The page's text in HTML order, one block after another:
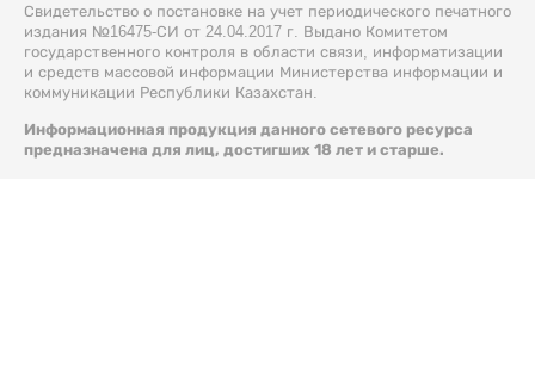
Свидетельство о постановке на учет периодического печатного
издания №16475-СИ от 24.04.2017 г. Выдано Комитетом
государственного контроля в области связи, информатизации
и средств массовой информации Министерства информации и
коммуникации Республики Казахстан.
Информационная продукция данного сетевого ресурса
предназначена для лиц, достигших 18 лет и старше.